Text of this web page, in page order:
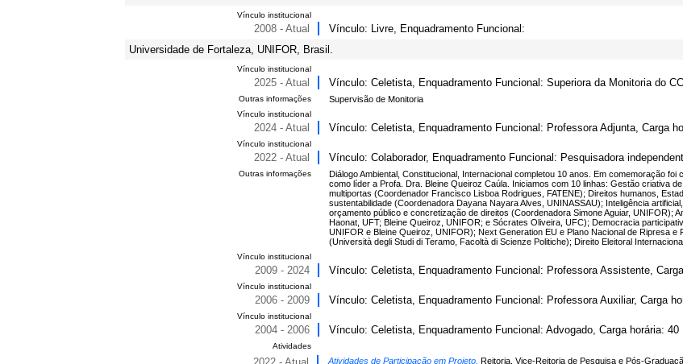
Vínculo institucional
2008 - Atual
Vínculo: Livre, Enquadramento Funcional:
Universidade de Fortaleza, UNIFOR, Brasil.
Vínculo institucional
2025 - Atual Vínculo: Celetista, Enquadramento Funcional: Superiora da Monitoria do
Outras informações Supervisão de Monitoria
Vínculo institucional
2024 - Atual Vínculo: Celetista, Enquadramento Funcional: Professora Adjunta, Carga
Vínculo institucional
2022 - Atual Vínculo: Colaborador, Enquadramento Funcional: Pesquisadora
Outras informações
Diálogo Ambiental, Constitucional, Internacional completou 10 anos. Em comemoração
como líder a Profa. Dra. Bleine Queiroz Caúla. Iniciamos com 10 linhas: Gestão criativa
multiportas (Coordenador Francisco Lisboa Rodrigues, FATENE); Direitos humanos,
sustentabilidade (Coordenadora Dayana Nayara Alves, UNINASSAU); Inteligência
orçamento público e concretização de direitos (Coordenadora Simone Aguiar, UNIFOR);
Haonat, UFT; Bleine Queiroz, UNIFOR; e Sócrates Oliveira, UFC); Democracia
UNIFOR e Bleine Queiroz, UNIFOR); Next Generation EU e Plano Nacional de Ripresa
(Università degli Studi di Teramo, Facoltà di Scienze Politiche); Direito Eleitoral
Vínculo institucional
2009 - 2024 Vínculo: Celetista, Enquadramento Funcional: Professora Assistente,
Vínculo institucional
2006 - 2009 Vínculo: Celetista, Enquadramento Funcional: Professora Auxiliar, Carga
Vínculo institucional
2004 - 2006 Vínculo: Celetista, Enquadramento Funcional: Advogado, Carga horária: 40
Atividades
Atividades de Participação em Projeto, Reitoria, Vice-Reitoria de Pesquisa e Pós-